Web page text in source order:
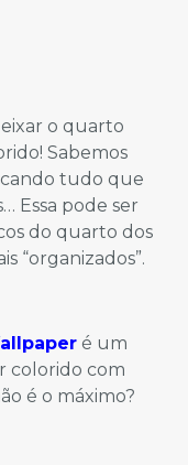
o quarto
Sabemos
tudo que
Essa pode ser
do quarto dos
“organizados”.
é um
colorido com
é o máximo?